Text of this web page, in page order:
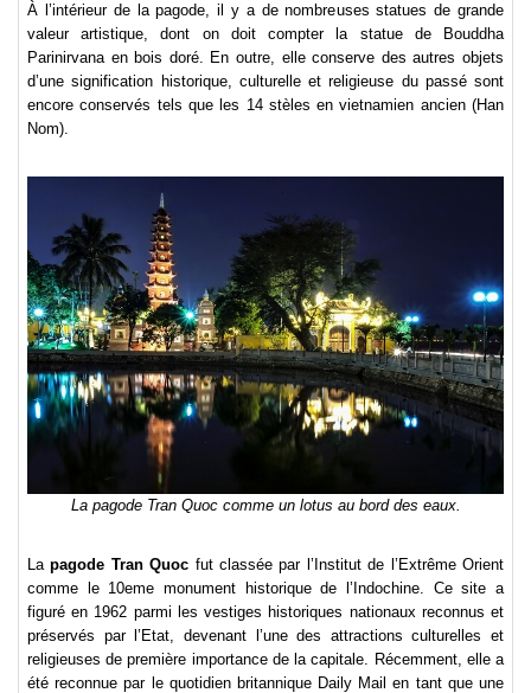
À l’intérieur de la pagode, il y a de nombreuses statues de grande
valeur artistique, dont on doit compter la statue de Bouddha
Parinirvana en bois doré. En outre, elle conserve des autres objets
d’une signification historique, culturelle et religieuse du passé sont
encore conservés tels que les 14 stèles en vietnamien ancien (Han
Nom).
La pagode Tran Quoc comme un lotus au bord des eaux.
Lapagode Tran Quoc fut classée par l’Institut de l’Extrême Orient
comme le 10eme monument historique de l’Indochine. Ce site a
figuré en 1962 parmi les vestiges historiques nationaux reconnus et
préservés par l’Etat, devenant l’une des attractions culturelles et
religieuses de première importance de la capitale. Récemment, elle a
été reconnue par le quotidien britannique Daily Mail en tant que une